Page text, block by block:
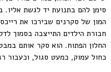
סימן להם בתנועת יד לגשת אליו.
המון של סקרנים שבירכו את
חבורת הילדים התייצבה בסמוך
החלון הפתוח. הוא סקר אותם
כחול עמוק, כמעט סגול, וכעבור